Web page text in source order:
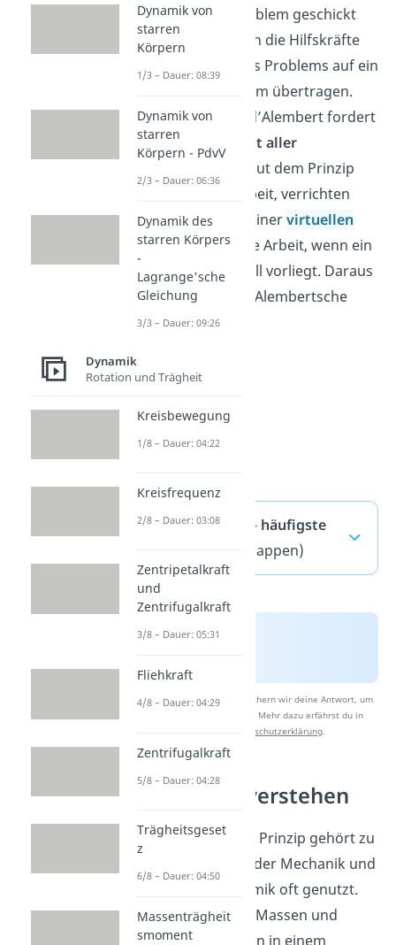
dynamisches Problem geschickt
lösen, denn durch die Hilfskräfte
wird diese Art des Problems auf ein
statisches Problem übertragen.
Das Prinzip von d’Alembert fordert
einGleichgewicht aller
. Laut dem Prinzip
der virtuellen Arbeit, verrichten
diese Kräfte bei einervirtuellen
Verrückungkeine Arbeit, wenn ein
Gleichgewichtsfall vorliegt. Daraus
folgt dann das d’Alembertsche
Prinzip.
d’Alembert — häufigste
(ausklappen)
Nach Beantwortung speichern wir deine Antwort, um
Studyflix zu verbessern. Mehr dazu erfährst du in
Datenschutzerklärung.
Mechanik verstehen
D’Alembertsches Prinzip gehört zu
den Grundideen der Mechanik und
wird in der Dynamik oft genutzt.
Du stellst Kräfte, Massen und
Beschleunigungen in einem
Dynamik von
starren
Körpern
1/3 – Dauer: 08:39
Dynamik von
starren
Körpern - PdvV
2/3 – Dauer: 06:36
Dynamik des
starren Körpers
-
Lagrange'sche
Gleichung
3/3 – Dauer: 09:26
Dynamik
Rotation und Trägheit
Kreisbewegung
1/8 – Dauer: 04:22
Kreisfrequenz
2/8 – Dauer: 03:08
Zentripetalkraft
und
Zentrifugalkraft
3/8 – Dauer: 05:31
Fliehkraft
4/8 – Dauer: 04:29
Zentrifugalkraft
5/8 – Dauer: 04:28
Trägheitsgeset
z
6/8 – Dauer: 04:50
Massenträgheit
smoment